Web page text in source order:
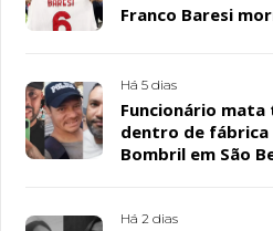
Franco Baresi
Há 5 dias
Funcionário mata
dentro de
Bombril em São
Há 2 dias